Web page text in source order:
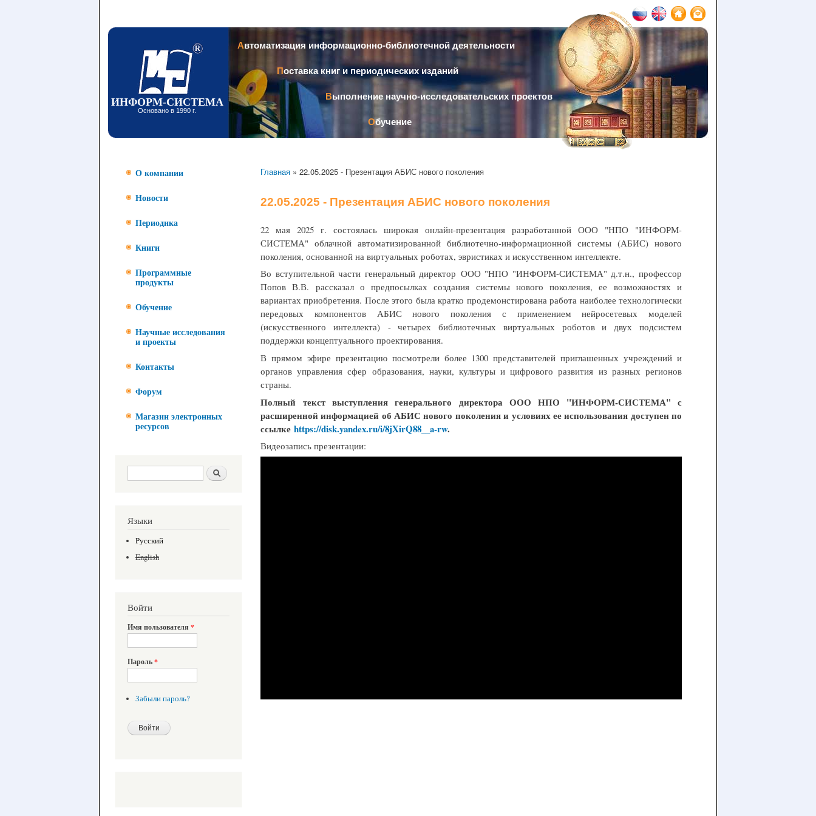
содержанию
ИНФОРМ-СИСТЕМА
Основано в 1990 г.
Автоматизация информационно-библиотечной деятельности
Поставка книг и периодических изданий
Выполнение научно-исследовательских проектов
Обучение
О компании
Новости
Периодика
Книги
Программные
продукты
Обучение
Научные исследования
и проекты
Контакты
Форум
Магазин электронных
ресурсов
Форма поиска Поиск
Языки
Русский
English
Войти
Имя пользователя *
Пароль*
Забыли пароль?
Главная » 22.05.2025 - Презентация АБИС нового поколения
22.05.2025 - Презентация АБИС нового поколения
22 мая 2025 г. состоялась широкая онлайн-презентация разработанной ООО "НПО "ИНФОРМ-
СИСТЕМА" облачной автоматизированной библиотечно-информационной системы (АБИС) нового
поколения, основанной на виртуальных роботах, эвристиках и искусственном интеллекте.
Во вступительной части генеральный директор ООО "НПО "ИНФОРМ-СИСТЕМА" д.т.н., профессор
Попов В.В. рассказал о предпосылках создания системы нового поколения, ее возможностях и
вариантах приобретения. После этого была кратко продемонстирована работа наиболее технологически
передовых компонентов АБИС нового поколения с применением нейросетевых моделей
(искусственного интеллекта) - четырех библиотечных виртуальных роботов и двух подсистем
поддержки концептуального проектирования.
В прямом эфире презентацию посмотрели более 1300 представителей приглашенных учреждений и
органов управления сфер образования, науки, культуры и цифрового развития из разных регионов
страны.
Полный текст выступления генерального директора ООО НПО "ИНФОРМ-СИСТЕМА" с
расширенной информацией об АБИС нового поколения и условиях ее использования доступен по
ссылке https://disk.yandex.ru/i/8jXirQ88__a-rw.
Видеозапись презентации: